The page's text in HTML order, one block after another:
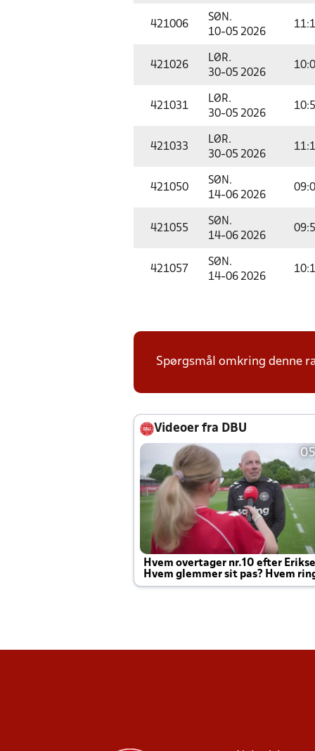
421006
SØN.
10-05 2026
421026
LØR.
30-05 2026
421031
LØR.
30-05 2026
421033
LØR.
30-05 2026
421050
SØN.
14-06 2026
421055
SØN.
14-06 2026
421057
SØN.
14-06 2026
Spørgsmål omkring denne
Videoer fra DBU
Hvem overtager nr.10 efter
Hvem glemmer sit pas? Hvem
Joachim altid til efter kampe?